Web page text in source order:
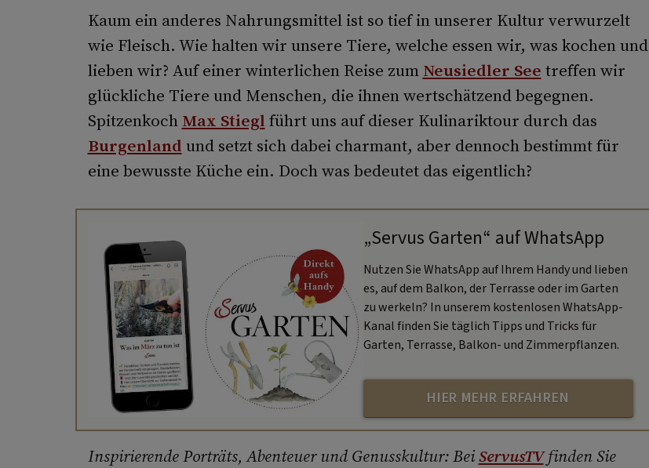
Kaum ein anderes Nahrungsmittel ist so tief in unserer Kultur verwurzelt
wie Fleisch. Wie halten wir unsere Tiere, welche essen wir, was kochen und
lieben wir? Auf einer winterlichen Reise zum Neusiedler See treffen wir
glückliche Tiere und Menschen, die ihnen wertschätzend begegnen.
Spitzenkoch Max Stiegl führt uns auf dieser Kulinariktour durch das
Burgenland und setzt sich dabei charmant, aber dennoch bestimmt für
eine bewusste Küche ein. Doch was bedeutet das eigentlich?
„Servus Garten“ auf WhatsApp
Nutzen Sie WhatsApp auf Ihrem Handy und lieben
es, auf dem Balkon, der Terrasse oder im Garten
zu werkeln? In unserem kostenlosen WhatsApp-
Kanal finden Sie täglich Tipps und Tricks für
Garten, Terrasse, Balkon- und Zimmerpflanzen.
HIER MEHR ERFAHREN
Inspirierende Porträts, Abenteuer und Genusskultur: BeiServusTVfinden Sie